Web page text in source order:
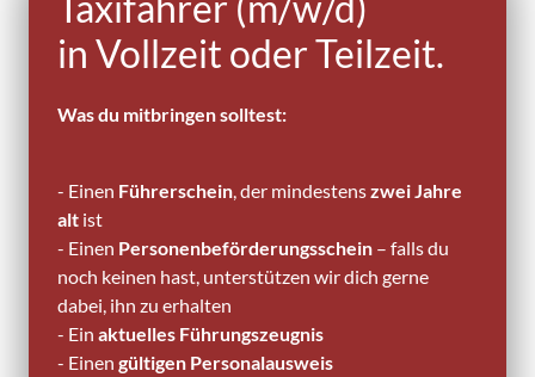
in Vollzeit oder Teilzeit.
Was du mitbringen solltest:
- Einen Führerschein , der mindestens zwei Jahre
alt ist
- Einen Personenbeförderungsschein – falls du
noch keinen hast, unterstützen wir dich gerne
dabei, ihn zu erhalten
- Ein aktuelles Führungszeugnis
- Einen gültigen Personalausweis